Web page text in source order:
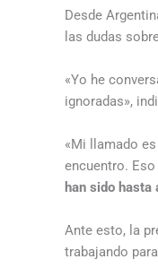
Desde
las dudas
«Yo he
ignoradas»,
«Mi llamado
encuentro.
han sido hasta
Ante esto, la
trabajando